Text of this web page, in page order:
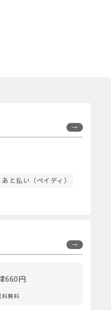
あと払い（ペイディ）
660円
料無料